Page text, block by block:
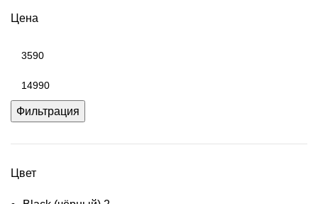
Цена
Фильтрация
Цвет